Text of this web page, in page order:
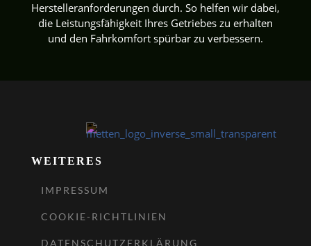
Herstelleranforderungen durch. So helfen wir dabei,
die Leistungsfähigkeit Ihres Getriebes zu erhalten
und den Fahrkomfort spürbar zu verbessern.
WEITERES
IMPRESSUM
COOKIE-RICHTLINIEN
DATENSCHUTZERKLÄRUNG